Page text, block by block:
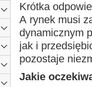
Krótka
A rynek musi
dynamicznym
jak i
pozostaje
Jakie